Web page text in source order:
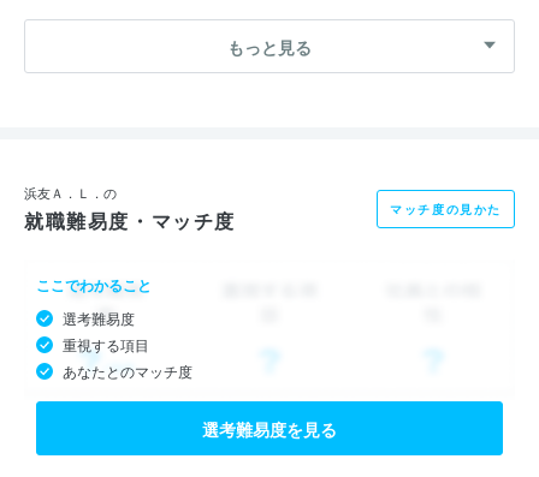
産事業など多角的に事業を行っています。
しいと思っています。そのためにも、当社では『高水準の給与』
と『残業の少ない環境づくり』に力を注いできました。
仕事を頑張ることで、自分自身のプライベート、人生を充実させ
ていきたい
こんな考えをお持ちの方にはぴったりな会社です。
■浜友観光が分かる5つのキーワード
・初任給は26万円〜
もっと見る
浜友Ａ．Ｌ．の
就職難易度・マッチ度 マッチ度の見かた
ここでわかること
選考難易度
重視する項目
あなたとのマッチ度
選考難易度を見る